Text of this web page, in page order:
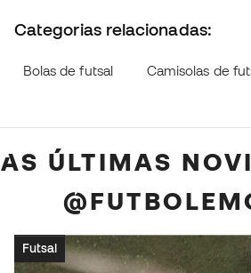
Categorias relacionadas:
Bolas de futsal Camisolas de
AS ÚLTIMAS NOVIDADES NA
Futsal